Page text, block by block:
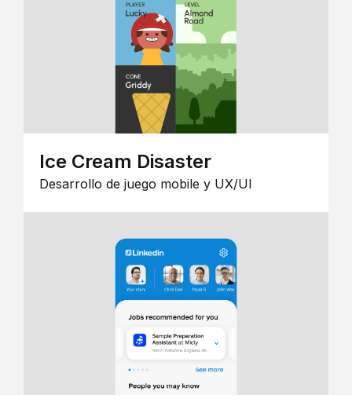
Ice Cream Disaster
Desarrollo de juego mobile y UX/UI